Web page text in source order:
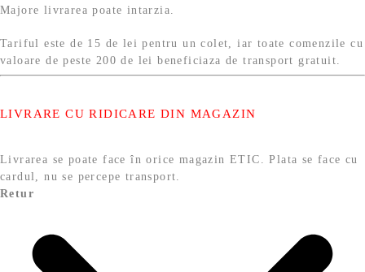
Majore livrarea poate intarzia.
Tariful este de 15 de lei pentru un colet, iar toate comenzile cu
valoare de peste 200 de lei beneficiaza de transport gratuit.
LIVRARE CU RIDICARE DIN MAGAZIN
Livrarea se poate face în orice magazin ETIC. Plata se face cu
cardul, nu se percepe transport.
Retur